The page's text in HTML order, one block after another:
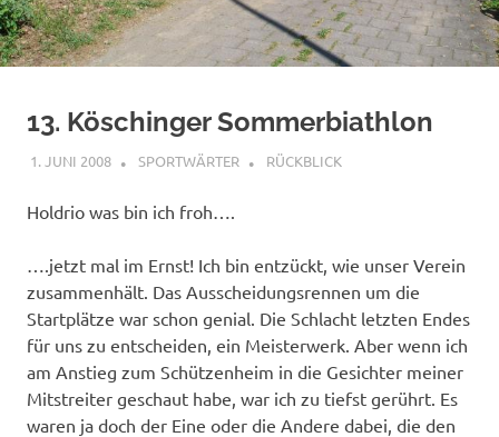
13. Köschinger Sommerbiathlon
1. JUNI 2008 SPORTWÄRTER RÜCKBLICK
Holdrio was bin ich froh….
….jetzt mal im Ernst! Ich bin entzückt, wie unser Verein
zusammenhält. Das Ausscheidungsrennen um die
Startplätze war schon genial. Die Schlacht letzten Endes
für uns zu entscheiden, ein Meisterwerk. Aber wenn ich
am Anstieg zum Schützenheim in die Gesichter meiner
Mitstreiter geschaut habe, war ich zu tiefst gerührt. Es
waren ja doch der Eine oder die Andere dabei, die den